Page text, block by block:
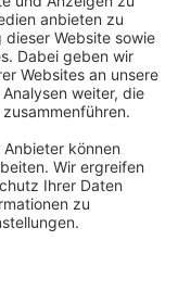
werden
für
befreit
unter der